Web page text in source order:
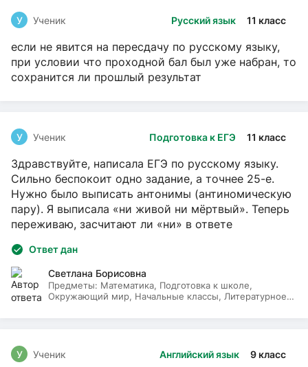
Русский язык 11 класс
У Ученик
если не явится на пересдачу по русскому языку,
при условии что проходной бал был уже набран, то
сохранится ли прошлый результат
Подготовка к ЕГЭ 11 класс
У Ученик
Здравствуйте, написала ЕГЭ по русскому языку.
Сильно беспокоит одно задание, а точнее 25-е.
Нужно было выписать антонимы (антиномическую
пару). Я выписала «ни живой ни мёртвый». Теперь
переживаю, засчитают ли «ни» в ответе
Ответ дан
Светлана Борисовна
Предметы: Математика, Подготовка к школе,
Окружающий мир, Начальные классы, Литературное
Английский язык 9 класс
У Ученик